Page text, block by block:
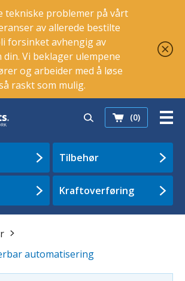
tekniske problemer på vårt
av allerede bestilte
forsinket avhengig av
Vi beklager ulempene
og arbeider med å løse
raskt som mulig.
(0)
Tilbehør
Kraftoverføring
automatisering